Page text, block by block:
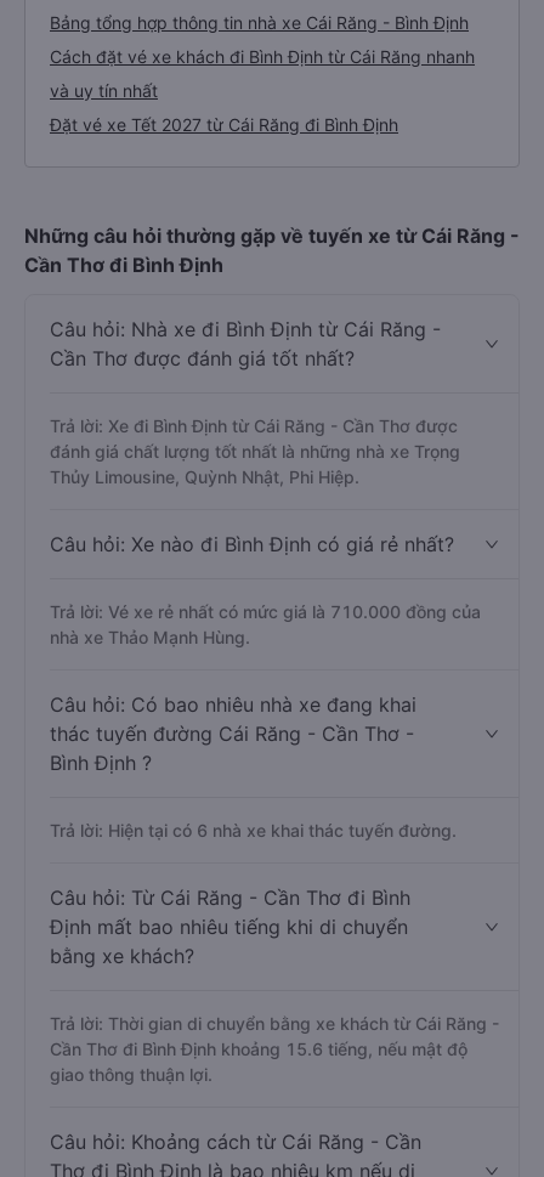
Bảng tổng hợp thông tin nhà xe Cái Răng - Bình Định
Cách đặt vé xe khách đi Bình Định từ Cái Răng nhanh
và uy tín nhất
Đặt vé xe Tết 2027 từ Cái Răng đi Bình Định
Những câu hỏi thường gặp về tuyến xe từ Cái Răng -
Cần Thơ đi Bình Định
Câu hỏi: Nhà xe đi Bình Định từ Cái Răng -
Cần Thơ được đánh giá tốt nhất?
Trả lời: Xe đi Bình Định từ Cái Răng - Cần Thơ được
đánh giá chất lượng tốt nhất là những nhà xe Trọng
Thủy Limousine, Quỳnh Nhật, Phi Hiệp.
Câu hỏi: Xe nào đi Bình Định có giá rẻ nhất?
Trả lời: Vé xe rẻ nhất có mức giá là 710.000 đồng của
nhà xe Thảo Mạnh Hùng.
Câu hỏi: Có bao nhiêu nhà xe đang khai
thác tuyến đường Cái Răng - Cần Thơ -
Bình Định ?
Trả lời: Hiện tại có 6 nhà xe khai thác tuyến đường.
Câu hỏi: Từ Cái Răng - Cần Thơ đi Bình
Định mất bao nhiêu tiếng khi di chuyển
bằng xe khách?
Trả lời: Thời gian di chuyển bằng xe khách từ Cái Răng -
Cần Thơ đi Bình Định khoảng 15.6 tiếng, nếu mật độ
giao thông thuận lợi.
Câu hỏi: Khoảng cách từ Cái Răng - Cần
Thơ đi Bình Định là bao nhiêu km nếu di